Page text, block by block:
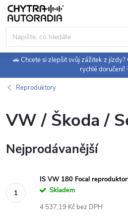
Přejít
obsah
🚗 Chcete si zlepšit svůj zážitek z
rychlé doručení!
Reproduktory
VW / Škoda /
Nejprodávanější
IS VW 180 Focal
Skladem
4 537,19 Kč bez DPH